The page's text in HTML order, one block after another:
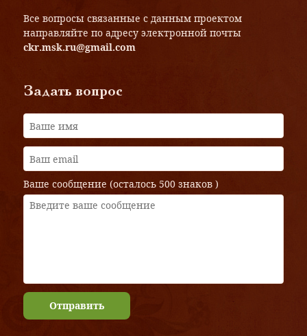
Все вопросы связанные с данным проектом
направляйте по адресу электронной почты
ckr.msk.ru@gmail.com
Задать вопрос
Ваше сообщение (осталось 500 знаков )
Отправить